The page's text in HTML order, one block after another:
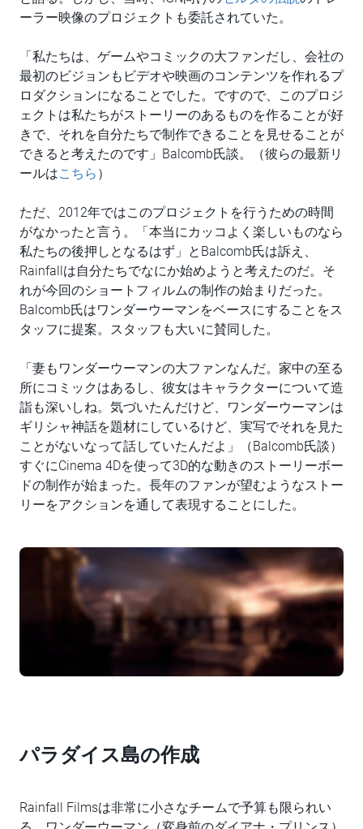
ーラー映像のプロジェクトも委託されていた。
「私たちは、ゲームやコミックの大ファンだし、会社の
最初のビジョンもビデオや映画のコンテンツを作れるプ
ロダクションになることでした。ですので、このプロジ
ェクトは私たちがストーリーのあるものを作ることが好
きで、それを自分たちで制作できることを見せることが
できると考えたのです」Balcomb氏談。（彼らの最新リ
ールはこちら ）
ただ、2012年ではこのプロジェクトを行うための時間
がなかったと言う。「本当にカッコよく楽しいものなら
私たちの後押しとなるはず」とBalcomb氏は訴え、
Rainfallは自分たちでなにか始めようと考えたのだ。そ
れが今回のショートフィルムの制作の始まりだった。
Balcomb氏はワンダーウーマンをベースにすることをス
タッフに提案。スタッフも大いに賛同した。
「妻もワンダーウーマンの大ファンなんだ。家中の至る
所にコミックはあるし、彼女はキャラクターについて造
詣も深いしね。気づいたんだけど、ワンダーウーマンは
ギリシャ神話を題材にしているけど、実写でそれを見た
ことがないなって話していたんだよ」（Balcomb氏談）
すぐにCinema 4Dを使って3D的な動きのストーリーボー
ドの制作が始まった。長年のファンが望むようなストー
リーをアクションを通して表現することにした。
パラダイス島の作成
Rainfall Filmsは非常に小さなチームで予算も限られい